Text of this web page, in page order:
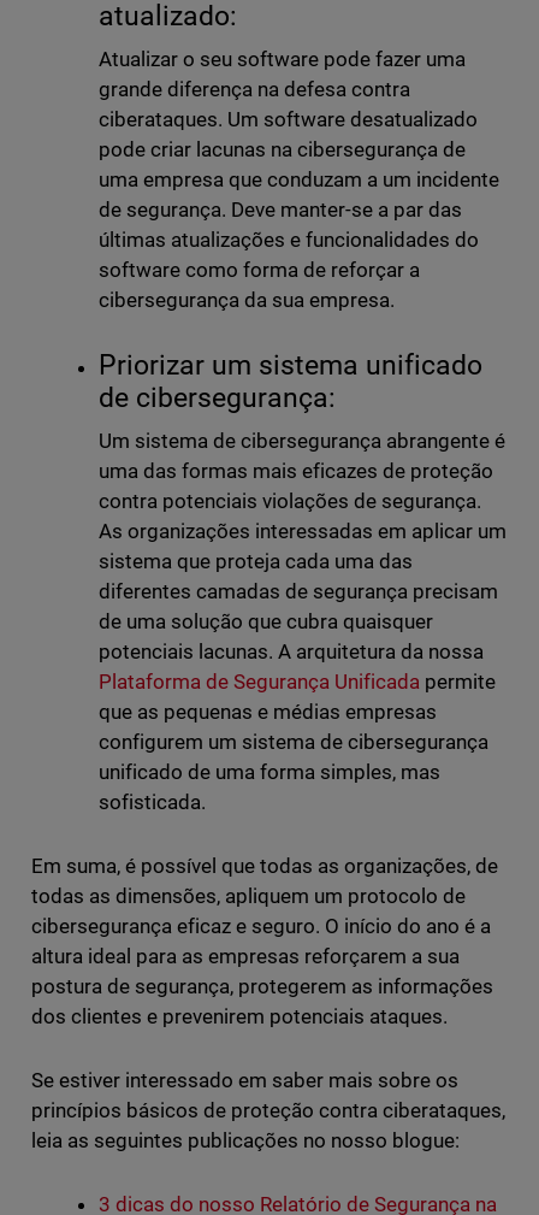
atualizado:
Atualizar o seu software pode fazer uma
grande diferença na defesa contra
ciberataques. Um software desatualizado
pode criar lacunas na cibersegurança de
uma empresa que conduzam a um incidente
de segurança. Deve manter-se a par das
últimas atualizações e funcionalidades do
software como forma de reforçar a
cibersegurança da sua empresa.
Priorizar um sistema unificado
de cibersegurança:
Um sistema de cibersegurança abrangente é
uma das formas mais eficazes de proteção
contra potenciais violações de segurança.
As organizações interessadas em aplicar um
sistema que proteja cada uma das
diferentes camadas de segurança precisam
de uma solução que cubra quaisquer
potenciais lacunas. A arquitetura da nossa
Plataforma de Segurança Unificada permite
que as pequenas e médias empresas
configurem um sistema de cibersegurança
unificado de uma forma simples, mas
sofisticada.
Em suma, é possível que todas as organizações, de
todas as dimensões, apliquem um protocolo de
cibersegurança eficaz e seguro. O início do ano é a
altura ideal para as empresas reforçarem a sua
postura de segurança, protegerem as informações
dos clientes e prevenirem potenciais ataques.
Se estiver interessado em saber mais sobre os
princípios básicos de proteção contra ciberataques,
leia as seguintes publicações no nosso blogue:
3 dicas do nosso Relatório de Segurança na